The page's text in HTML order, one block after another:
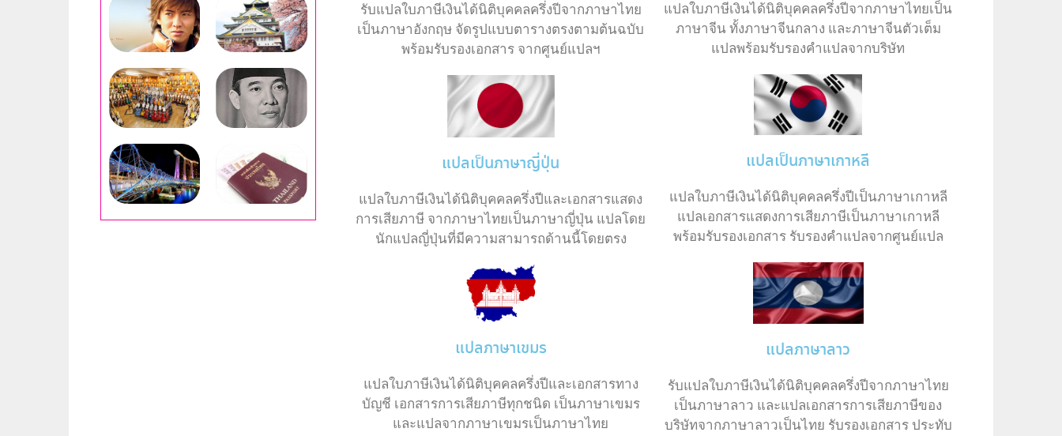
รับแปลใบภาษีเงินได้นิติบุคคลครึ่งปีจากภาษาไทย
เป็นภาษาอังกฤษ จัดรูปแบบตารางตรงตามต้นฉบับ
พร้อมรับรองเอกสาร จากศูนย์แปลฯ
แปลเป็นภาษาญี่ปุ่น
แปลใบภาษีเงินได้นิติบุคคลครึ่งปีและเอกสารแสดง
การเสียภาษี จากภาษาไทยเป็นภาษาญี่ปุ่น แปลโดย
นักแปลญี่ปุ่นที่มีความสามารถด้านนี้โดยตรง
แปลภาษาเขมร
แปลใบภาษีเงินได้นิติบุคคลครึ่งปีและเอกสารทาง
บัญชี เอกสารการเสียภาษีทุกชนิด เป็นภาษาเขมร
และแปลจากภาษาเขมรเป็นภาษาไทย
แปลใบภาษีเงินได้นิติบุคคลครึ่งปีจากภาษาไทยเป็น
ภาษาจีน ทั้งภาษาจีนกลาง และภาษาจีนตัวเต็ม
แปลพร้อมรับรองคำแปลจากบริษัท
แปลเป็นภาษาเกาหลี
แปลใบภาษีเงินได้นิติบุคคลครึ่งปีเป็นภาษาเกาหลี
แปลเอกสารแสดงการเสียภาษีเป็นภาษาเกาหลี
พร้อมรับรองเอกสาร รับรองคำแปลจากศูนย์แปล
แปลภาษาลาว
รับแปลใบภาษีเงินได้นิติบุคคลครึ่งปีจากภาษาไทย
เป็นภาษาลาว และแปลเอกสารการเสียภาษีของ
บริษัทจากภาษาลาวเป็นไทย รับรองเอกสาร ประทับ